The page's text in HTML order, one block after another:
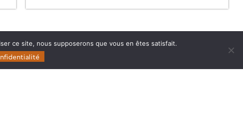
us us us us
ce site, nous supposerons que vous en êtes satisfait.